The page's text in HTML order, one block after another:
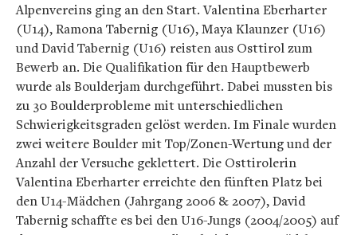
Alpenvereins ging an den Start. Valentina Eberharter
(U14), Ramona Tabernig (U16), Maya Klaunzer (U16)
und David Tabernig (U16) reisten aus Osttirol zum
Bewerb an. Die Qualifikation für den Hauptbewerb
wurde als Boulderjam durchgeführt. Dabei mussten bis
zu 30 Boulderprobleme mit unterschiedlichen
Schwierigkeitsgraden gelöst werden. Im Finale wurden
zwei weitere Boulder mit Top/Zonen-Wertung und der
Anzahl der Versuche geklettert. Die Osttirolerin
Valentina Eberharter erreichte den fünften Platz bei
den U14-Mädchen (Jahrgang 2006 & 2007), David
Tabernig schaffte es bei den U16-Jungs (2004/2005) auf